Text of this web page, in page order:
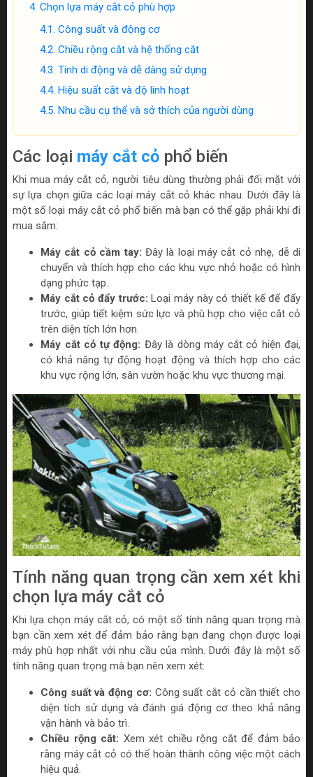
Chọn lựa máy cắt cỏ phù hợp
Công suất và động cơ
Chiều rộng cắt và hệ thống cắt
Tính di động và dễ dàng sử dụng
Hiệu suất cắt và độ linh hoạt
Nhu cầu cụ thể và sở thích của người dùng
Các loại máy cắt cỏ phổ biến
Khi mua máy cắt cỏ, người tiêu dùng thường phải đối mặt với
sự lựa chọn giữa các loại máy cắt cỏ khác nhau. Dưới đây là
một số loại máy cắt cỏ phổ biến mà bạn có thể gặp phải khi đi
mua sắm:
Máy cắt cỏ cầm tay: Đây là loại máy cắt cỏ nhẹ, dễ di
chuyển và thích hợp cho các khu vực nhỏ hoặc có hình
dạng phức tạp.
Máy cắt cỏ đẩy trước: Loại máy này có thiết kế để đẩy
trước, giúp tiết kiệm sức lực và phù hợp cho việc cắt cỏ
trên diện tích lớn hơn.
Máy cắt cỏ tự động: Đây là dòng máy cắt cỏ hiện đại,
có khả năng tự động hoạt động và thích hợp cho các
khu vực rộng lớn, sân vườn hoặc khu vực thương mại.
Tính năng quan trọng cần xem xét khi
chọn lựa máy cắt cỏ
Khi lựa chọn máy cắt cỏ, có một số tính năng quan trọng mà
bạn cần xem xét để đảm bảo rằng bạn đang chọn được loại
máy phù hợp nhất với nhu cầu của mình. Dưới đây là một số
tính năng quan trọng mà bạn nên xem xét:
Công suất và động cơ: Công suất cắt cỏ cần thiết cho
diện tích sử dụng và đánh giá động cơ theo khả năng
vận hành và bảo trì.
Chiều rộng cắt: Xem xét chiều rộng cắt để đảm bảo
rằng máy cắt cỏ có thể hoàn thành công việc một cách
hiệu quả.